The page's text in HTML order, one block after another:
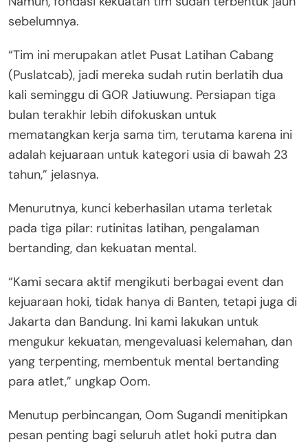
sebelumnya.
“Tim ini merupakan atlet Pusat Latihan Cabang
(Puslatcab), jadi mereka sudah rutin berlatih dua
kali seminggu di GOR Jatiuwung. Persiapan tiga
bulan terakhir lebih difokuskan untuk
mematangkan kerja sama tim, terutama karena ini
adalah kejuaraan untuk kategori usia di bawah 23
tahun,” jelasnya.
Menurutnya, kunci keberhasilan utama terletak
pada tiga pilar: rutinitas latihan, pengalaman
bertanding, dan kekuatan mental.
“Kami secara aktif mengikuti berbagai event dan
kejuaraan hoki, tidak hanya di Banten, tetapi juga di
Jakarta dan Bandung. Ini kami lakukan untuk
mengukur kekuatan, mengevaluasi kelemahan, dan
yang terpenting, membentuk mental bertanding
para atlet,” ungkap Oom.
Menutup perbincangan, Oom Sugandi menitipkan
pesan penting bagi seluruh atlet hoki putra dan